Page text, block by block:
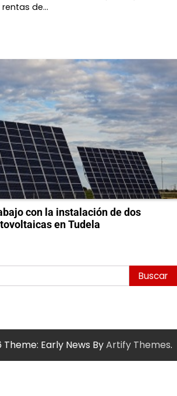
de…
con la instalación de dos
en Tudela
Theme: Early News ByArtify Themes.